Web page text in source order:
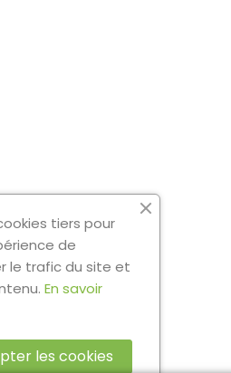
tiers pour
de
le trafic du site et
En savoir
les cookies